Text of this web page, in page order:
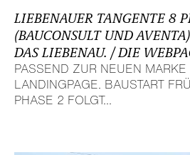
LIEBE­NAUER TANGENTE 8
(BAUCON­SULT UND AVENTA)
DAS LIEBENAU. / DIE
PASSEND ZUR NEUEN MARKE
LANDING­PAGE. BAUSTART
PHASE 2 FOLGT...